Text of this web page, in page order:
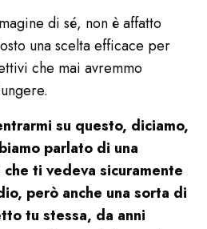
di sé, non è affatto
una scelta efficace per
che mai avremmo
su questo, diciamo,
parlato di una
ti vedeva sicuramente
però anche una sorta di
tu stessa, da anni